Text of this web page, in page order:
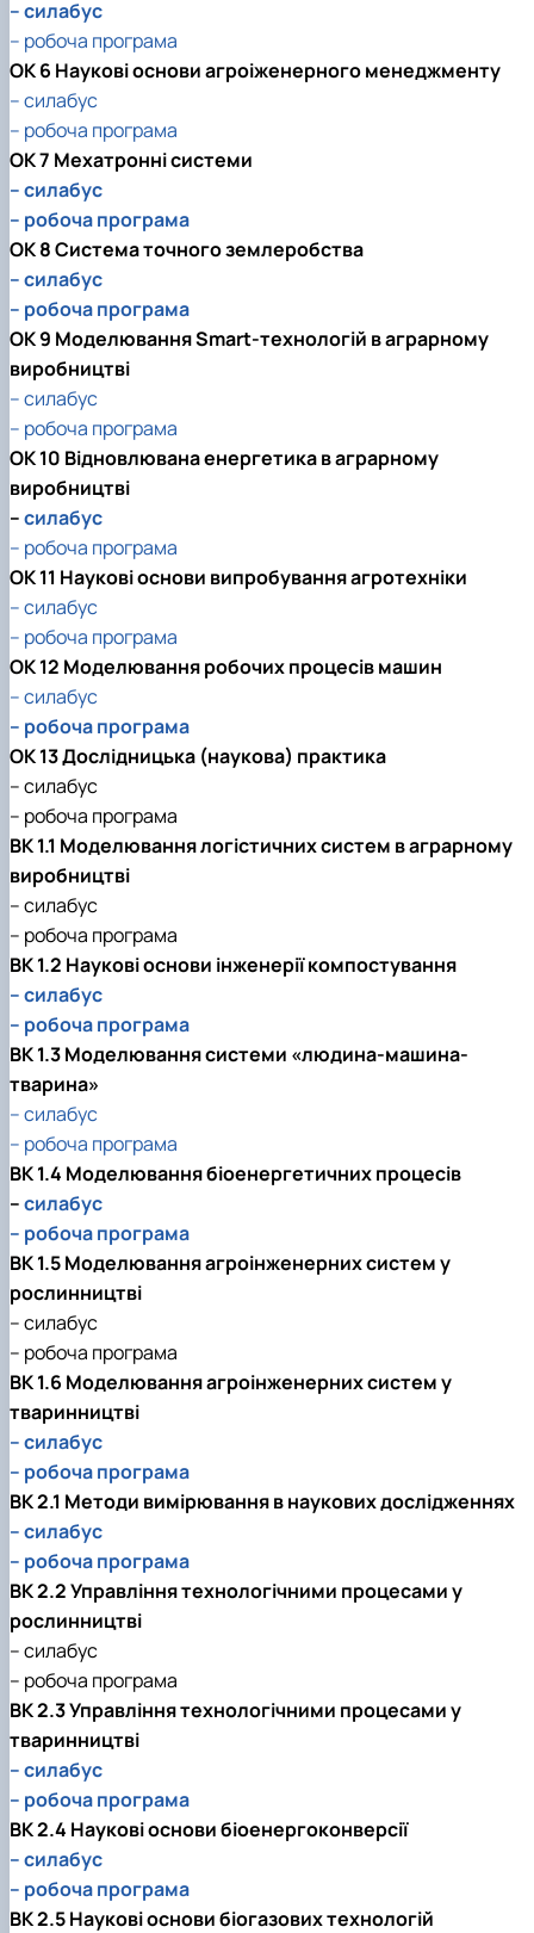
– силабус
– робоча програма
ОК 6 Наукові основи агроіженерного менеджменту
– силабус
– робоча програма
ОК 7 Мехатронні системи
– силабус
– робоча програма
ОК 8 Система точного землеробства
– силабус
– робоча програма
ОК 9 Моделювання Smart-технологій в аграрному
виробництві
– силабус
– робоча програма
ОК 10 Відновлювана енергетика в аграрному
виробництві
–силабус
– робоча програма
ОК 11 Наукові основи випробування агротехніки
– силабус
– робоча програма
ОК 12 Моделювання робочих процесів машин
– силабус
– робоча програма
ОК 13 Дослідницька (наукова) практика
– силабус
– робоча програма
ВК 1.1 Моделювання логістичних систем в аграрному
виробництві
– силабус
– робоча програма
ВК 1.2 Наукові основи інженерії компостування
– силабус
– робоча програма
ВК 1.3 Моделювання системи «людина-машина-
тварина»
– силабус
– робоча програма
ВК 1.4 Моделювання біоенергетичних процесів
–силабус
– робоча програма
ВК 1.5 Моделювання агроінженерних систем у
рослинництві
– силабус
– робоча програма
ВК 1.6 Моделювання агроінженерних систем у
тваринництві
– силабус
– робоча програма
ВК 2.1 Методи вимірювання в наукових дослідженнях
– силабус
– робоча програма
ВК 2.2 Управління технологічними процесами у
рослинництві
– силабус
– робоча програма
ВК 2.3 Управління технологічними процесами у
тваринництві
– силабус
– робоча програма
ВК 2.4 Наукові основи біоенергоконверсії
– силабус
– робоча програма
ВК 2.5 Наукові основи біогазових технологій